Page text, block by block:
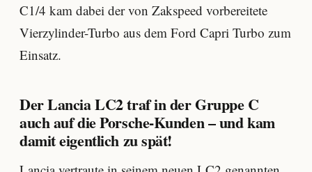
C1/4 kam dabei der von Zakspeed vorbereitete
Vierzylinder-Turbo aus dem Ford Capri Turbo zum
Einsatz.
Der Lancia LC2 traf in der Gruppe C
auch auf die Porsche-Kunden – und kam
damit eigentlich zu spät!